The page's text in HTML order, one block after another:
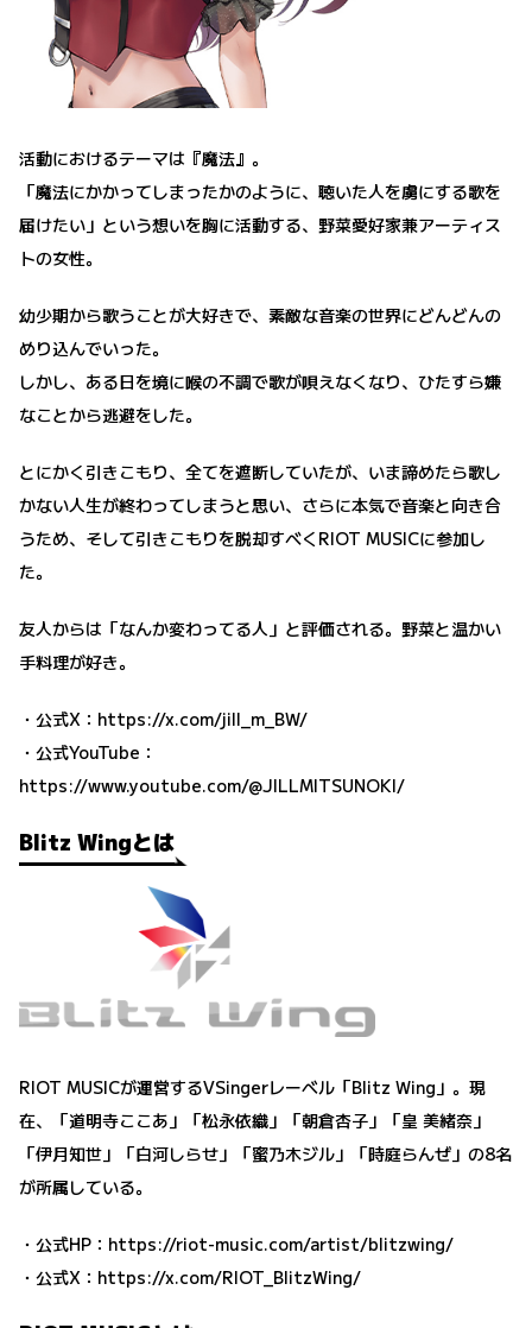
活動におけるテーマは『魔法』。
「魔法にかかってしまったかのように、聴いた人を虜にする歌を
届けたい」という想いを胸に活動する、野菜愛好家兼アーティス
トの女性。
幼少期から歌うことが大好きで、素敵な音楽の世界にどんどんの
めり込んでいった。
しかし、ある日を境に喉の不調で歌が唄えなくなり、ひたすら嫌
なことから逃避をした。
とにかく引きこもり、全てを遮断していたが、いま諦めたら歌し
かない人生が終わってしまうと思い、さらに本気で音楽と向き合
うため、そして引きこもりを脱却すべくRIOT MUSICに参加し
た。
友人からは「なんか変わってる人」と評価される。野菜と温かい
手料理が好き。
・公式X： https://x.com/jill_m_BW/
・公式YouTube：
https://www.youtube.com/@JILLMITSUNOKI/
Blitz Wingとは
RIOT MUSICが運営するVSingerレーベル「Blitz Wing」。現
在、「道明寺ここあ」「松永依織」「朝倉杏子」「皇 美緒奈」
「伊月知世」「白河しらせ」「蜜乃木ジル」「時庭らんぜ」の8名
が所属している。
・公式HP： https://riot-music.com/artist/blitzwing/
・公式X： https://x.com/RIOT_BlitzWing/